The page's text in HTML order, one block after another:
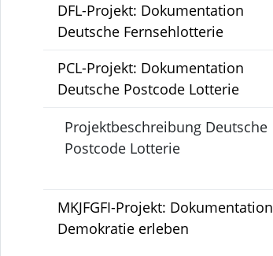
DFL-Projekt: Dokumentation
Deutsche Fernsehlotterie
PCL-Projekt: Dokumentation
Deutsche Postcode Lotterie
Projektbeschreibung Deutsche
Postcode Lotterie
MKJFGFI-Projekt: Dokumentation
Demokratie erleben